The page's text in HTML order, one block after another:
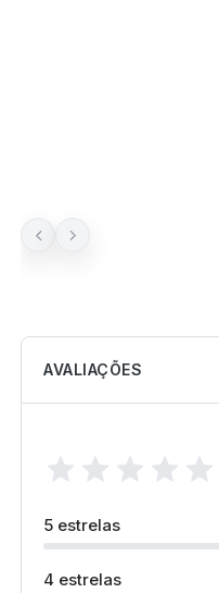
AVALIAÇÕES
5 estrelas
4 estrelas